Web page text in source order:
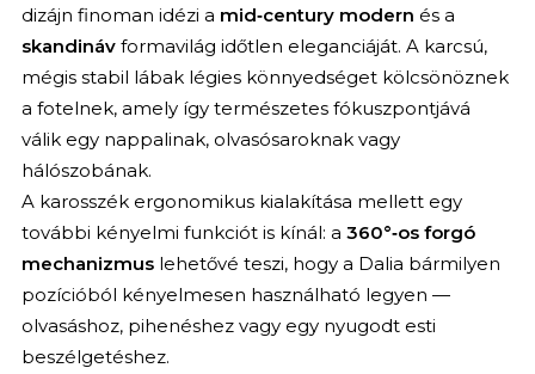
dizájn finoman idézi a mid‑century modern és a
skandinávformavilág időtlen eleganciáját. A karcsú,
mégis stabil lábak légies könnyedséget kölcsönöznek
a fotelnek, amely így természetes fókuszpontjává
válik egy nappalinak, olvasósaroknak vagy
hálószobának.
A karosszék ergonomikus kialakítása mellett egy
további kényelmi funkciót is kínál: a 360°‑os forgó
mechanizmuslehetővé teszi, hogy a Dalia bármilyen
pozícióból kényelmesen használható legyen —
olvasáshoz, pihenéshez vagy egy nyugodt esti
beszélgetéshez.